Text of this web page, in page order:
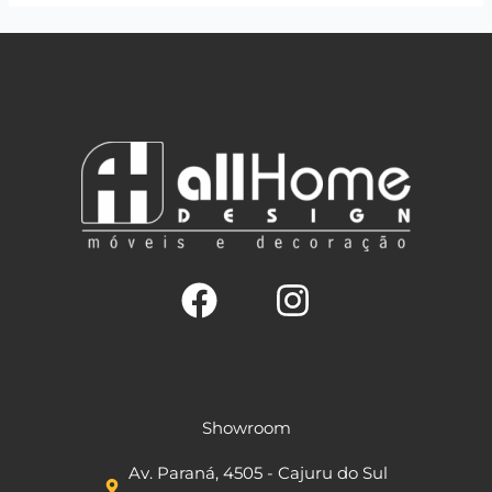
c
e
t
Showroom
Av. Paraná, 4505 - Cajuru do Sul